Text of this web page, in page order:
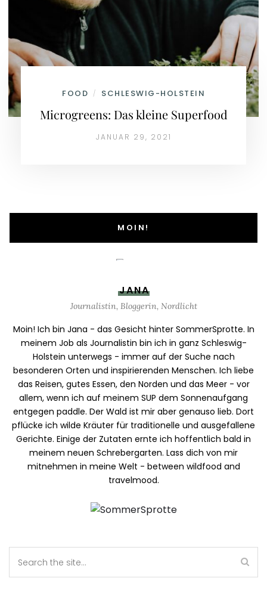
FOOD / SCHLESWIG-HOLSTEIN
Microgreens: Das kleine Superfood
JANUAR 29, 2021
MOIN!
JANA
Journalistin, Bloggerin, Nordlicht
Moin! Ich bin Jana - das Gesicht hinter SommerSprotte. In
meinem Job als Journalistin bin ich in ganz Schleswig-
Holstein unterwegs - immer auf der Suche nach
besonderen Orten und inspirierenden Menschen. Ich liebe
das Reisen, gutes Essen, den Norden und das Meer - vor
allem, wenn ich auf meinem SUP dem Sonnenaufgang
entgegen paddle. Der Wald ist mir aber genauso lieb. Dort
pflücke ich wilde Kräuter für traditionelle und ausgefallene
Gerichte. Einige der Zutaten ernte ich hoffentlich bald in
meinem neuen Schrebergarten. Lass dich von mir
mitnehmen in meine Welt - between wildfood and
travelmood.